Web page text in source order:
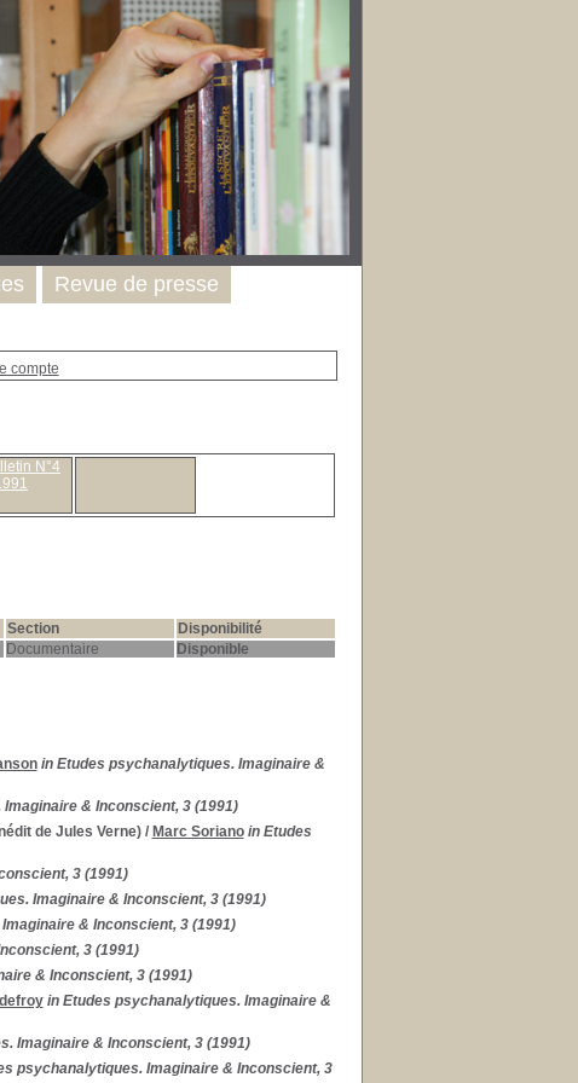
compte
N°4
Section
Disponibilité
Documentaire Disponible
in Etudes psychanalytiques. Imaginaire &
& Inconscient, 3 (1991)
de Jules Verne)/ Marc Soriano in Etudes
3 (1991)
Imaginaire & Inconscient, 3 (1991)
& Inconscient, 3 (1991)
3 (1991)
& Inconscient, 3 (1991)
in Etudes psychanalytiques. Imaginaire &
Imaginaire & Inconscient, 3 (1991)
psychanalytiques. Imaginaire & Inconscient, 3
Revue de presse